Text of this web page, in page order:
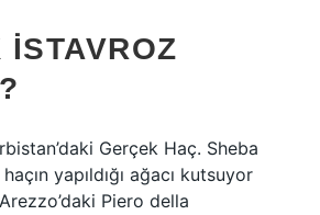
ISTAVROZ
Gerçek Haç. Sheba
yapıldığı ağacı kutsuyor
Piero della